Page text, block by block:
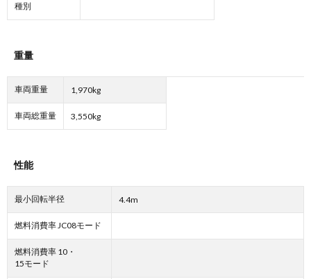
種別
重量
車両重量 1,970kg
車両総重量 3,550kg
性能
最小回転半径 4.4m
燃料消費率 JC08モード
燃料消費率 10・
15モード